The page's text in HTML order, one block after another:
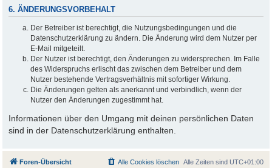
6. ÄNDERUNGSVORBEHALT
Der Betreiber ist berechtigt, die Nutzungsbedingungen und die
Datenschutzerklärung zu ändern. Die Änderung wird dem Nutzer per
E-Mail mitgeteilt.
Der Nutzer ist berechtigt, den Änderungen zu widersprechen. Im Falle
des Widerspruchs erlischt das zwischen dem Betreiber und dem
Nutzer bestehende Vertragsverhältnis mit sofortiger Wirkung.
Die Änderungen gelten als anerkannt und verbindlich, wenn der
Nutzer den Änderungen zugestimmt hat.
Informationen über den Umgang mit deinen persönlichen Daten
sind in der Datenschutzerklärung enthalten.
Foren-Übersicht Alle Zeiten sind UTC+01:00
Alle Cookies löschen